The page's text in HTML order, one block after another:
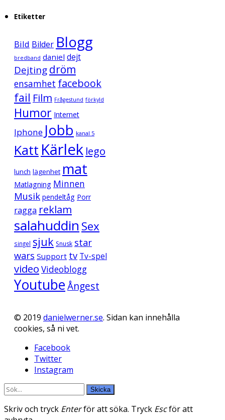
Etiketter
Bild Bilder Blogg
bredband daniel dejt
Dejtingdröm
ensamhet facebook
fail Film Frågestund förkyld
Humor Internet
Iphone Jobb kanal 5
Katt Kärlek lego
lunch lägenhet mat
Matlagning Minnen
Musik pendeltåg Porr
ragga reklam
salahuddin Sex
singel sjuk Snusk star
wars Support tv Tv-spel
video Videoblogg
YoutubeÅngest
© 2019 danielwerner.se. Sidan kan innehålla
cookies, så ni vet.
Facebook
Twitter
Instagram
Skicka
Skriv och tryck Enterför att söka. Tryck Escför att